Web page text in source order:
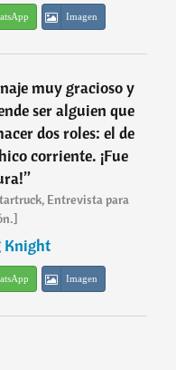
Imagen
muy gracioso y
ser alguien que
dos roles: el de
corriente. ¡Fue
”
Entrevista para
Knight
Imagen